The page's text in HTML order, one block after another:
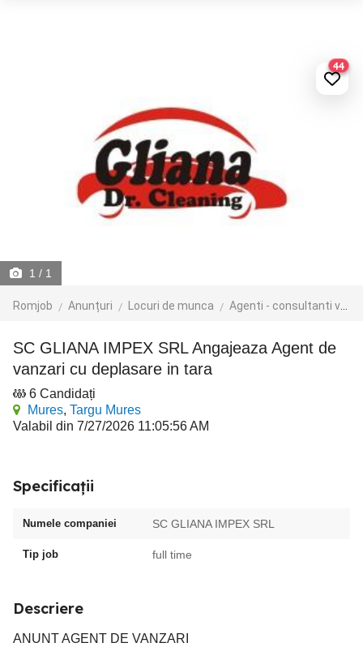
1 / 1
Romjob Anunțuri Locuri de munca Agenti - consultanti vanzari
44
SC GLIANA IMPEX SRL Angajeaza Agent de
vanzari cu deplasare in tara
6 Candidați
Mures, Targu Mures
Valabil din 7/27/2026 11:05:56 AM
Specificații
Numele companiei SC GLIANA IMPEX SRL
Tip job full time
Descriere
ANUNT AGENT DE VANZARI